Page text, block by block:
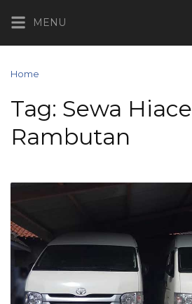
content
MENU
Home
Tag: Sewa Hiace
Rambutan